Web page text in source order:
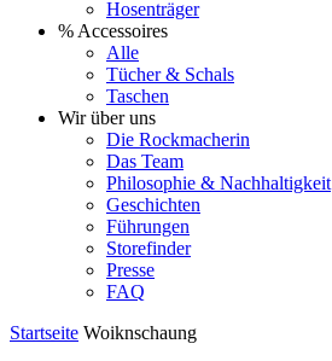
Hosenträger
% Accessoires
Alle
Tücher & Schals
Taschen
Wir über uns
Die Rockmacherin
Das Team
Philosophie & Nachhaltigkeit
Geschichten
Führungen
Storefinder
Presse
FAQ
Startseite Woiknschaung